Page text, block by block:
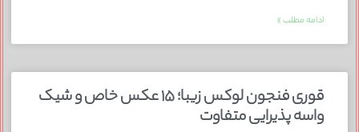
ادامه مطلب »
قوری فنجون لوکس زیبا؛ ۱۵ عکس خاص و شیک
واسه پذیرایی متفاوت